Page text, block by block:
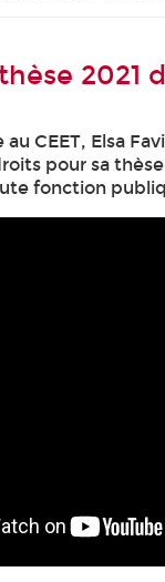
2021
CEET, Elsa
pour sa
fonction